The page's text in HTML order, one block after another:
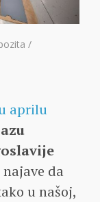
/
aprilu
da
u našoj,